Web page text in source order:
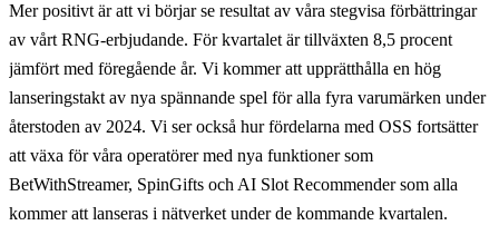
Mer positivt är att vi börjar se resultat av våra stegvisa förbättringar
av vårt RNG-erbjudande. För kvartalet är tillväxten 8,5 procent
jämfört med föregående år. Vi kommer att upprätthålla en hög
lanseringstakt av nya spännande spel för alla fyra varumärken under
återstoden av 2024. Vi ser också hur fördelarna med OSS fortsätter
att växa för våra operatörer med nya funktioner som
BetWithStreamer, SpinGifts och AI Slot Recommender som alla
kommer att lanseras i nätverket under de kommande kvartalen.